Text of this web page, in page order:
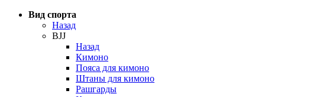
Вид спорта
Назад
BJJ
Назад
Кимоно
Пояса для кимоно
Штаны для кимоно
Рашгарды